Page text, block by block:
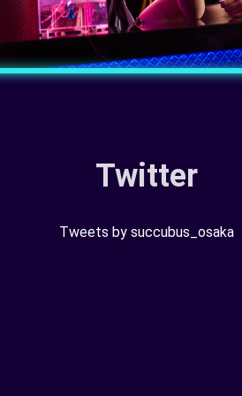
Twitter
Tweets by succubus_osaka